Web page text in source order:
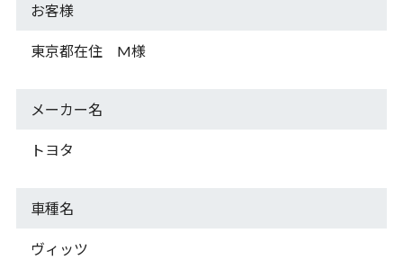
お客様
東京都在住 M様
メーカー名
トヨタ
車種名
ヴィッツ